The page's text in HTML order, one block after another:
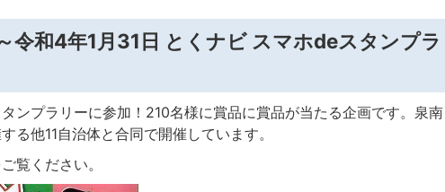
令和4年1月31日 とくナビ スマホdeスタンプラ
ンプラリーに参加！210名様に賞品に賞品が当たる企画です。泉南
る他11自治体と合同で開催しています。
覧ください。